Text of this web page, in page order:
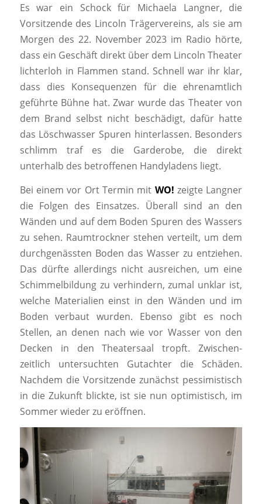
Es war ein Schock für Michaela Langner, die
Vorsitzende des Lincoln Trägervereins, als sie am
Morgen des 22. November 2023 im Radio hörte,
dass ein Geschäft direkt über dem Lincoln Theater
lichterloh in Flammen stand. Schnell war ihr klar,
dass dies Konsequenzen für die ehrenamtlich
geführte Bühne hat. Zwar wurde das Theater von
dem Brand selbst nicht beschädigt, dafür hatte
das Löschwasser Spuren hinterlassen. Besonders
schlimm traf es die Garderobe, die direkt
unterhalb des betroffenen Handyladens liegt.
Bei einem vor Ort Termin mit WO!zeigte Langner
die Folgen des Einsatzes. Überall sind an den
Wänden und auf dem Boden Spuren des Wassers
zu sehen. Raumtrockner stehen verteilt, um dem
durchgenässten Boden das Wasser zu entziehen.
Das dürfte allerdings nicht ausreichen, um eine
Schimmelbildung zu verhindern, zumal unklar ist,
welche Materialien einst in den Wänden und im
Boden verbaut wurden. Ebenso gibt es noch
Stellen, an denen nach wie vor Wasser von den
Decken in den Theatersaal tropft. Zwischen-
zeitlich untersuchten Gutachter die Schäden.
Nachdem die Vorsitzende zunächst pessimistisch
in die Zukunft blickte, ist sie nun optimistisch, im
Sommer wieder zu eröffnen.